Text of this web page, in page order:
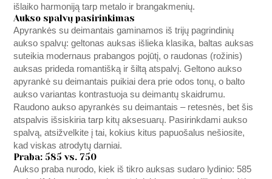
išlaiko harmoniją tarp metalo ir brangakmenių.
Aukso spalvų pasirinkimas
Apyrankės su deimantais gaminamos iš trijų pagrindinių
aukso spalvų: geltonas auksas išlieka klasika, baltas auksas
suteikia modernaus prabangos pojūtį, o raudonas (rožinis)
auksas prideda romantišką ir šiltą atspalvį. Geltono aukso
apyrankė su deimantais puikiai dera prie odos tonų, o balto
aukso variantas kontrastuoja su deimantų skaidrumu.
Raudono aukso apyrankės su deimantais – retesnės, bet šis
atspalvis išsiskiria tarp kitų aksesuarų. Pasirinkdami aukso
spalvą, atsižvelkite į tai, kokius kitus papuošalus nešiosite,
kad viskas atrodytų darniai.
Praba: 585 vs. 750
Aukso praba nurodo, kiek iš tikro auksas sudaro lydinio: 585